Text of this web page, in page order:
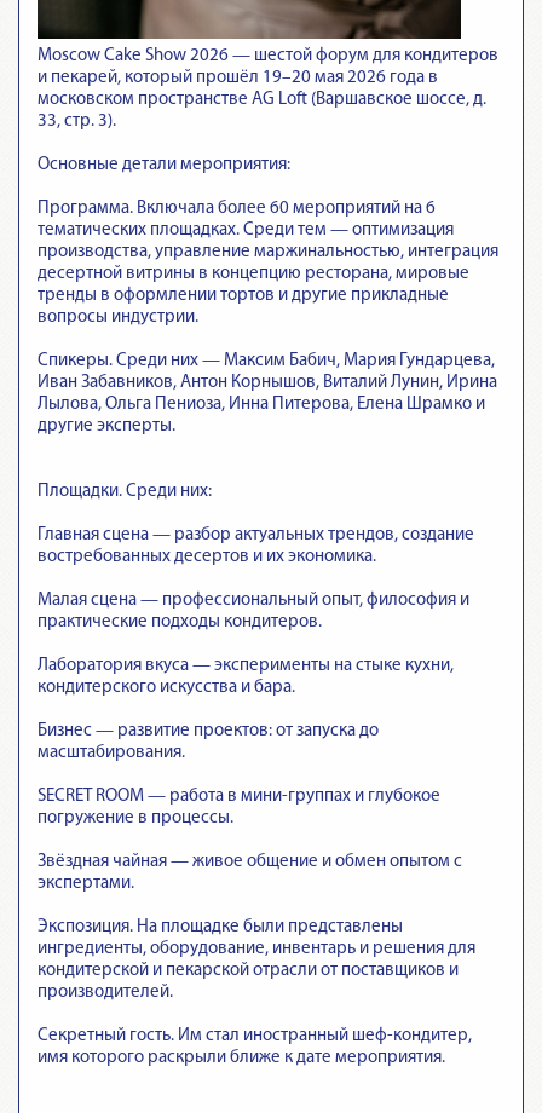
Moscow Cake Show 2026 — шестой форум для кондитеров
и пекарей, который прошёл 19–20 мая 2026 года в
московском пространстве AG Loft (Варшавское шоссе, д.
33, стр. 3).
Основные детали мероприятия:
Программа. Включала более 60 мероприятий на 6
тематических площадках. Среди тем — оптимизация
производства, управление маржинальностью, интеграция
десертной витрины в концепцию ресторана, мировые
тренды в оформлении тортов и другие прикладные
вопросы индустрии.
Спикеры. Среди них — Максим Бабич, Мария Гундарцева,
Иван Забавников, Антон Корнышов, Виталий Лунин, Ирина
Лылова, Ольга Пениоза, Инна Питерова, Елена Шрамко и
другие эксперты.
Площадки. Среди них:
Главная сцена — разбор актуальных трендов, создание
востребованных десертов и их экономика.
Малая сцена — профессиональный опыт, философия и
практические подходы кондитеров.
Лаборатория вкуса — эксперименты на стыке кухни,
кондитерского искусства и бара.
Бизнес — развитие проектов: от запуска до
масштабирования.
SECRET ROOM — работа в мини-группах и глубокое
погружение в процессы.
Звёздная чайная — живое общение и обмен опытом с
экспертами.
Экспозиция. На площадке были представлены
ингредиенты, оборудование, инвентарь и решения для
кондитерской и пекарской отрасли от поставщиков и
производителей.
Секретный гость. Им стал иностранный шеф-кондитер,
имя которого раскрыли ближе к дате мероприятия.